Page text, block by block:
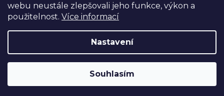
webu neustále zlepšovali jeho funkce, výkon a
použitelnost. Více informací
Nastavení
Souhlasím
Vytvořil Shoptet| NakódovalShopcode
Copyright 2026Tapety Metro Florenc. Všechna práva
vyhrazena.
Odstoupit od smlouvy